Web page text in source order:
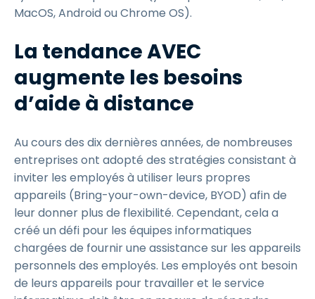
MacOS, Android ou Chrome OS).
La tendance AVEC
augmente les besoins
d’aide à distance
Au cours des dix dernières années, de nombreuses
entreprises ont adopté des stratégies consistant à
inviter les employés à utiliser leurs propres
appareils (Bring-your-own-device, BYOD) afin de
leur donner plus de flexibilité. Cependant, cela a
créé un défi pour les équipes informatiques
chargées de fournir une assistance sur les appareils
personnels des employés. Les employés ont besoin
de leurs appareils pour travailler et le service